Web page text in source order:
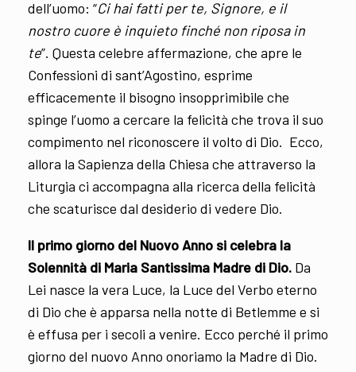
dell’uomo: “Ci hai fatti per te, Signore, e il
nostro cuore è inquieto finché non riposa in
te”. Questa celebre affermazione, che apre le
Confessioni di sant’Agostino, esprime
efficacemente il bisogno insopprimibile che
spinge l’uomo a cercare la felicità che trova il suo
compimento nel riconoscere il volto di Dio. Ecco,
allora la Sapienza della Chiesa che attraverso la
Liturgia ci accompagna alla ricerca della felicità
che scaturisce dal desiderio di vedere Dio.
Il primo giorno del Nuovo Anno si celebra la
Solennità di Maria Santissima Madre di Dio. Da
Lei nasce la vera Luce, la Luce del Verbo eterno
di Dio che è apparsa nella notte di Betlemme e si
è effusa per i secoli a venire. Ecco perché il primo
giorno del nuovo Anno onoriamo la Madre di Dio.